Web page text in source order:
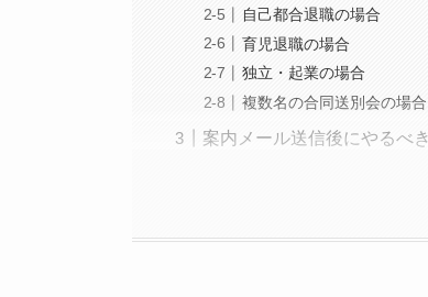
自己都合退職の場合
育児退職の場合
独立・起業の場合
複数名の合同送別会の場合
案内メール送信後にやるべ